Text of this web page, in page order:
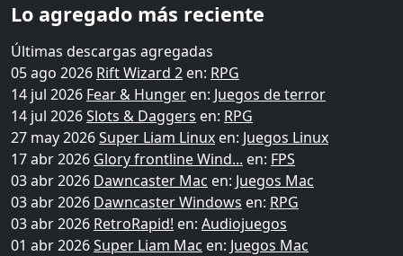
Lo agregado más reciente
Últimas descargas agregadas
05 ago 2026 Rift Wizard 2 en: RPG
14 jul 2026 Fear & Hunger en: Juegos de terror
14 jul 2026Slots & Daggers en: RPG
27 may 2026Super Liam Linux en: Juegos Linux
17 abr 2026 Glory frontline Wind... en: FPS
03 abr 2026 Dawncaster Mac en: Juegos Mac
03 abr 2026 Dawncaster Windows en: RPG
03 abr 2026 RetroRapid! en: Audiojuegos
01 abr 2026Super Liam Mac en: Juegos Mac